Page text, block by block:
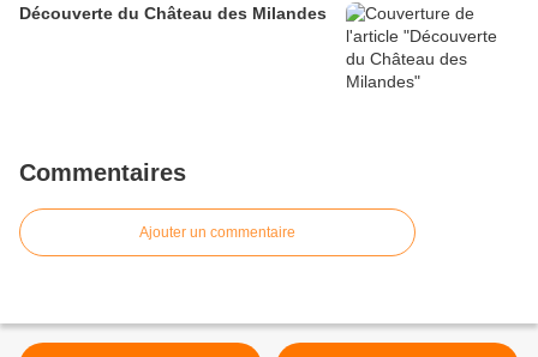
Découverte du Château des Milandes
Commentaires
Ajouter un commentaire